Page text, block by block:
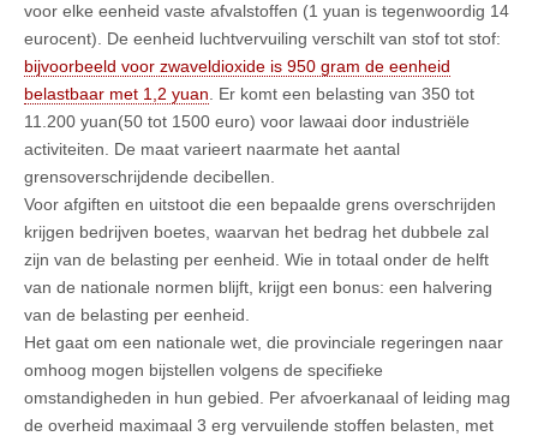
voor elke eenheid vaste afvalstoffen (1 yuan is tegenwoordig 14
eurocent). De eenheid luchtvervuiling verschilt van stof tot stof:
bijvoorbeeld voor zwaveldioxide is 950 gram de eenheid
belastbaar met 1,2 yuan. Er komt een belasting van 350 tot
11.200 yuan(50 tot 1500 euro) voor lawaai door industriële
activiteiten. De maat varieert naarmate het aantal
grensoverschrijdende decibellen.
Voor afgiften en uitstoot die een bepaalde grens overschrijden
krijgen bedrijven boetes, waarvan het bedrag het dubbele zal
zijn van de belasting per eenheid. Wie in totaal onder de helft
van de nationale normen blijft, krijgt een bonus: een halvering
van de belasting per eenheid.
Het gaat om een nationale wet, die provinciale regeringen naar
omhoog mogen bijstellen volgens de specifieke
omstandigheden in hun gebied. Per afvoerkanaal of leiding mag
de overheid maximaal 3 erg vervuilende stoffen belasten, met